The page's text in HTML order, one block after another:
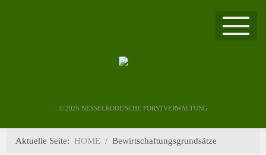
© 2026 NESSELRODE'SCHE FORSTVERWALTUNG
Aktuelle Seite: HOME Bewirtschaftungsgrundsätze